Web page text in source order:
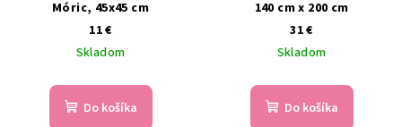
Móric, 45x45 cm
11 €
Skladom
Do košíka
140 cm x 200 cm
31 €
Skladom
Do košíka